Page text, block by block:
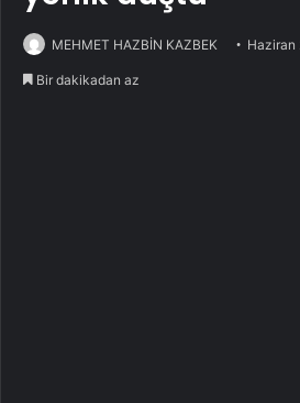
MEHMET HAZBİN KAZBEK Haziran
Bir dakikadan az